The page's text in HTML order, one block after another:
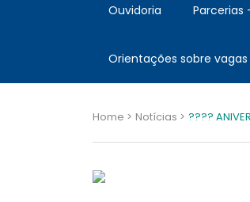
Ouvidoria Parcerias
Orientações sobre
Home > Notícias > ????